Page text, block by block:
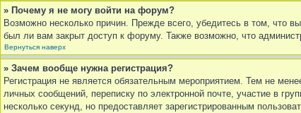
» Почему я не могу войти на форум?
Возможно несколько причин. Прежде всего, убедитесь в том, что
был ли вам закрыт доступ к форуму. Также возможно, что
Вернуться наверх
» Зачем вообще нужна регистрация?
Регистрация не является обязательным мероприятием. Тем не
личных сообщений, переписку по электронной почте, участие в
несколько секунд, но предоставляет зарегистрированным